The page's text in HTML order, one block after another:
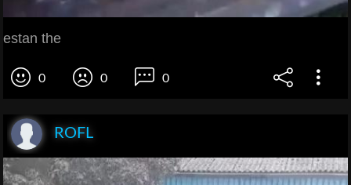
estan the
0 0 0
ROFL